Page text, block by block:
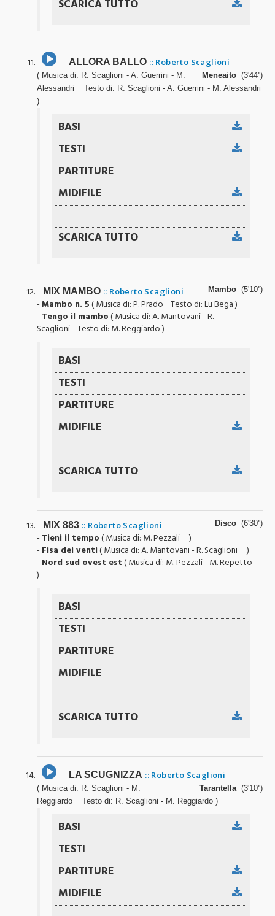
ALLORA BALLO :: Roberto Scaglioni
Meneaito (3'44'')
( Musica di: R. Scaglioni - A. Guerrini - M.
Alessandri Testo di: R. Scaglioni - A. Guerrini - M. Alessandri
)
MIX MAMBO :: Roberto Scaglioni Mambo (5'10'')
-Mambo n. 5( Musica di: P. Prado Testo di: Lu Bega )
- Tengo il mambo( Musica di: A. Mantovani - R.
Scaglioni Testo di: M. Reggiardo )
MIX 883 :: Roberto Scaglioni Disco (6'30'')
- Tieni il tempo( Musica di: M. Pezzali )
- Fisa dei venti( Musica di: A. Mantovani - R. Scaglioni )
- Nord sud ovest est( Musica di: M. Pezzali - M. Repetto
)
LA SCUGNIZZA :: Roberto Scaglioni
Tarantella(3'10'')
( Musica di: R. Scaglioni - M.
Reggiardo Testo di: R. Scaglioni - M. Reggiardo )